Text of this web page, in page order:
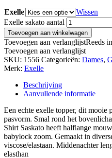
Exelle
Wissen
Exelle sakato aantal
Toevoegen aan winkelwagen
Toevoegen aan verlanglijstReeds
Toevoegen aan verlanglijst
SKU: 1556 Categorieën: Dames,
Merk: Exelle
Beschrijving
Aanvullende informatie
Een echte exelle topper, dit mooie
pasvorm. Smal rond het
Shirt Saskato heeft halflange
babylock zoom. Gemaakt in
viscose/elastaan. Middenachter
elasthan